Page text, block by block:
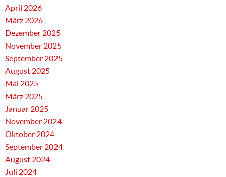
April 2026
März 2026
Dezember 2025
November 2025
September 2025
August 2025
Mai 2025
März 2025
Januar 2025
November 2024
Oktober 2024
September 2024
August 2024
Juli 2024